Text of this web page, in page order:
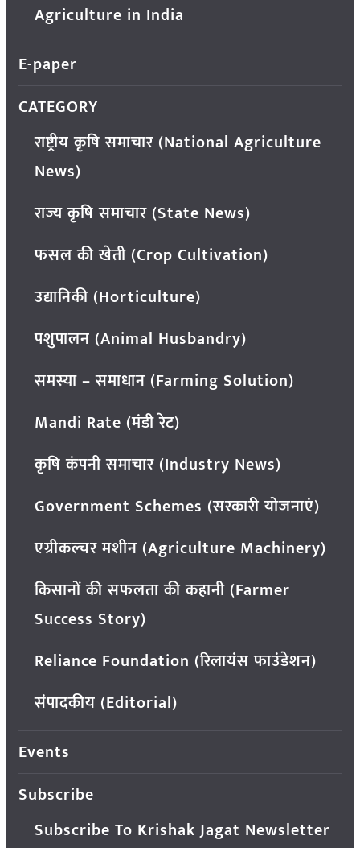
Agriculture in India
E-paper
CATEGORY
राष्ट्रीय कृषि समाचार (National Agriculture
News)
राज्य कृषि समाचार (State News)
फसल की खेती (Crop Cultivation)
उद्यानिकी (Horticulture)
पशुपालन (Animal Husbandry)
समस्या – समाधान (Farming Solution)
Mandi Rate (मंडी रेट)
कृषि कंपनी समाचार (Industry News)
Government Schemes (सरकारी योजनाएं)
एग्रीकल्चर मशीन (Agriculture Machinery)
किसानों की सफलता की कहानी (Farmer
Success Story)
Reliance Foundation (रिलायंस फाउंडेशन)
संपादकीय (Editorial)
Events
Subscribe
Subscribe To Krishak Jagat Newsletter